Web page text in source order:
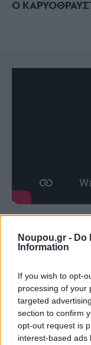
Noupou.gr - Do
Information
If you wish to opt-
processing of your
targeted
section to confirm
opt-out request is
interest-based ads
Ο
μια ευχή: να
πάλι μικρή και
είναι
υπερβολικά